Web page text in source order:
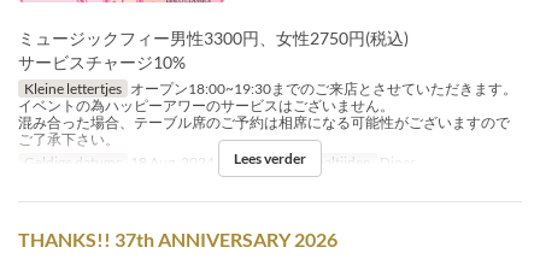
ミュージックフィー男性3300円、女性2750円(税込)
サービスチャージ10%
Kleine lettertjes オープン18:00~19:30までのご来店とさせていただきます。
イベントの為ハッピーアワーのサービスはございません。
混み合った場合、テーブル席のご予約は相席になる可能性がございますので
ご了承下さい。
Geldige datums
18 Aug, 2024 Dagen Zo Maaltijden Diner
Lees verder
THANKS!! 37th ANNIVERSARY 2026